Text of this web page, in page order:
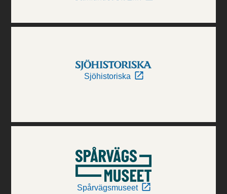
Sjöhistoriska
Spårvägsmuseet